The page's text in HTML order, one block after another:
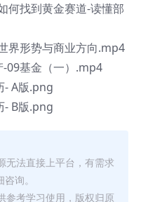
何找到黄金赛道-读懂部
界形势与商业方向.mp4
-09基金（一）.mp4
- A版.png
- B版.png
无法直接上平台，有需求
询。
参考学习使用，版权归原